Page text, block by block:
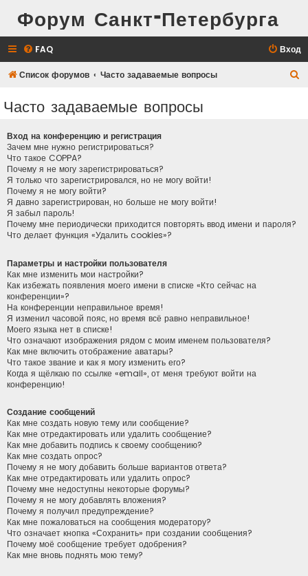
Форум Санкт-Петербурга
FAQ Вход
Список форумов Часто задаваемые вопросы
Часто задаваемые вопросы
Вход на конференцию и регистрация
Зачем мне нужно регистрироваться?
Что такое COPPA?
Почему я не могу зарегистрироваться?
Я только что зарегистрировался, но не могу войти!
Почему я не могу войти?
Я давно зарегистрирован, но больше не могу войти!
Я забыл пароль!
Почему мне периодически приходится повторять ввод имени и пароля?
Что делает функция «Удалить cookies»?
Параметры и настройки пользователя
Как мне изменить мои настройки?
Как избежать появления моего имени в списке «Кто сейчас на
конференции»?
На конференции неправильное время!
Я изменил часовой пояс, но время всё равно неправильное!
Моего языка нет в списке!
Что означают изображения рядом с моим именем пользователя?
Как мне включить отображение аватары?
Что такое звание и как я могу изменить его?
Когда я щёлкаю по ссылке «email», от меня требуют войти на
конференцию!
Создание сообщений
Как мне создать новую тему или сообщение?
Как мне отредактировать или удалить сообщение?
Как мне добавить подпись к своему сообщению?
Как мне создать опрос?
Почему я не могу добавить больше вариантов ответа?
Как мне отредактировать или удалить опрос?
Почему мне недоступны некоторые форумы?
Почему я не могу добавлять вложения?
Почему я получил предупреждение?
Как мне пожаловаться на сообщения модератору?
Что означает кнопка «Сохранить» при создании сообщения?
Почему моё сообщение требует одобрения?
Как мне вновь поднять мою тему?